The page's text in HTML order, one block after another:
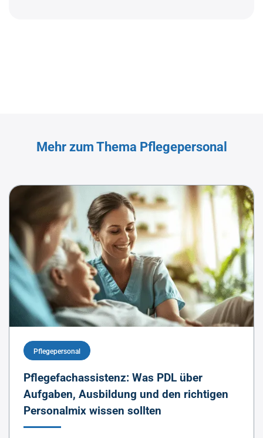
Mehr zum Thema Pflegepersonal
Pflegepersonal
Pflegefachassistenz: Was PDL über
Aufgaben, Ausbildung und den richtigen
Personalmix wissen sollten